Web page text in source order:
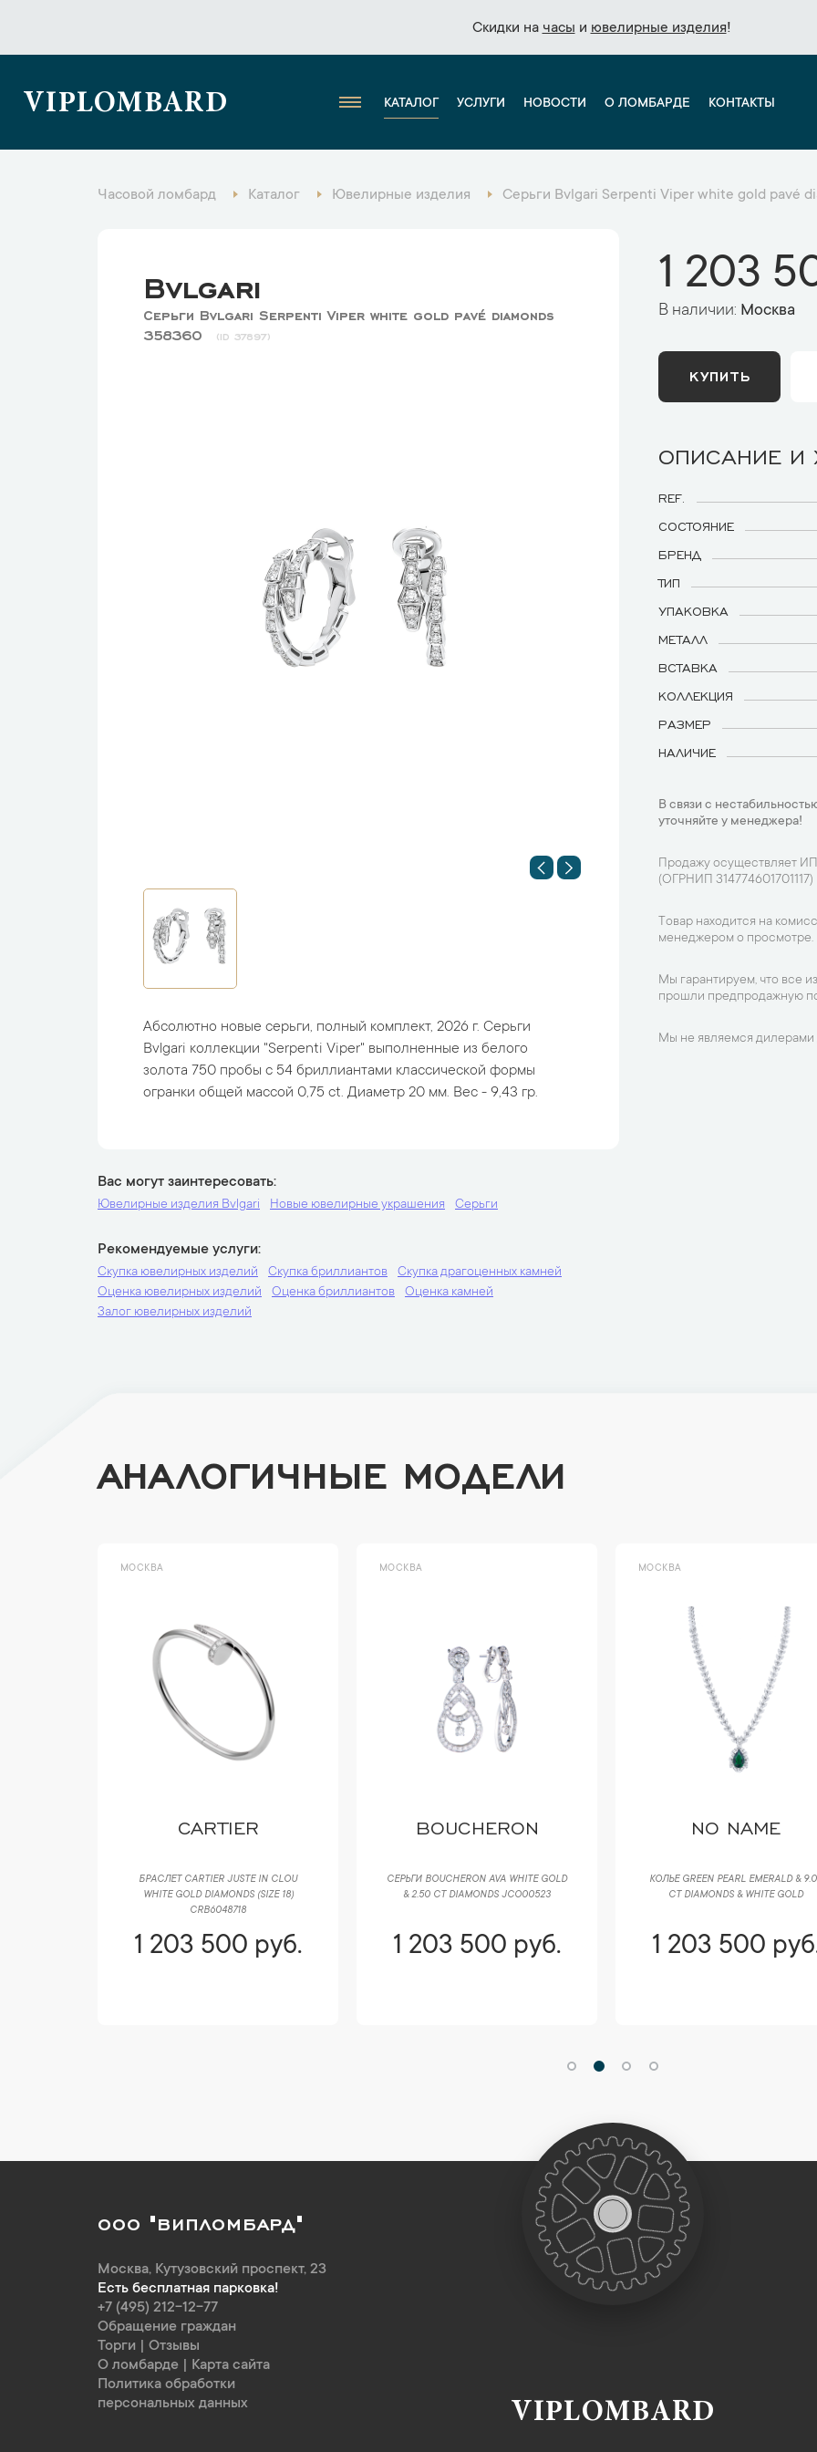
Скидки на часы и ювелирные изделия!
Скидки на часы и ювелирные изделия!
VIPLOMBARD КАТАЛОГ УСЛУГИ НОВОСТИ О ЛОМБАРДЕ КОНТАКТЫ
Часовой ломбард Каталог Ювелирные изделия Серьги Bvlgari Serpenti Viper white gold pavé
Bvlgari
Серьги Bvlgari Serpenti Viper white gold pavé diamonds
358360
37897
Абсолютно новые серьги, полный комплект, 2026 г. Серьги
Bvlgari коллекции "Serpenti Viper" выполненные из белого
золота 750 пробы с 54 бриллиантами классической формы
огранки общей массой 0,75 ct. Диаметр 20 мм. Вес - 9,43 гр.
Вас могут заинтересовать
Ювелирные изделия Bvlgari Новые ювелирные украшения Серьги
Рекомендуемые услуги
Скупка ювелирных изделий Скупка бриллиантов
Скупка драгоценных камней
Оценка ювелирных изделий
Оценка бриллиантов
Оценка камней
Залог ювелирных изделий
1 203
В наличии: Москва
КУПИТЬ
ОПИСАНИЕ И
REF.
СОСТОЯНИЕ
БРЕНД
ТИП
УПАКОВКА
МЕТАЛЛ
ВСТАВКА
КОЛЛЕКЦИЯ
РАЗМЕР
НАЛИЧИЕ
В связи с
уточняйте у менеджера!
Продажу осуществляет
(ОГРНИП 314774601701117)
Товар находится на
менеджером о просмотре.
Мы гарантируем, что все
прошли предпродажную
Мы не являемся дилерами
АНАЛОГИЧНЫЕ МОДЕЛИ
МОСКВА
CARTIER
БРАСЛЕТ CARTIER JUSTE IN CLOU
WHITE GOLD DIAMONDS (SIZE 18)
CRB6048718
1 203 500 руб.
МОСКВА
BOUCHERON
СЕРЬГИ BOUCHERON AVA WHITE GOLD
& 2.50 CT DIAMONDS JCO00523
1 203 500 руб.
МОСКВА
NO NAME
КОЛЬЕ GREEN PEARL EMERALD &
CT DIAMONDS & WHITE GOLD
1 203 500
ООО "ВИПЛОМБАРД"
Москва, Кутузовский проспект, 23
Есть бесплатная парковка!
+7 (495) 212-12-77
Обращение граждан
Торги
Отзывы
О ломбарде
Карта сайта
Политика обработки
персональных данных
VIPLOMBARD